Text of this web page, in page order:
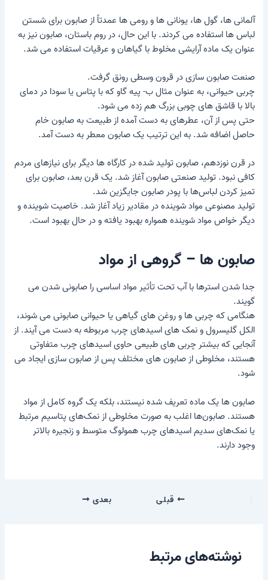
آلمانی ها، گول ها، یونانی ها و رومی ها عمدتاً از صابون برای شستن
لباس ها استفاده می کردند. با این حال، در روم باستان، صابون نیز به
عنوان یک ماده آرایشی مخلوط با گیاهان و عرقیات استفاده می شد.
صنعت صابون سازی در قرون وسطی رونق گرفت.
چربی حیوانی، به عنوان مثال ب- پیه گاو که با پتاس یا سودا در دمای
بالا با قاشق های چوبی بزرگ هم زده می شود.
حتی پس از آن، عطرهای به دست آمده از طبیعت به صابون خام
حاصل اضافه شد. به این ترتیب یک صابون معطر به دست آمد.
در قرن نوزدهم، صابون تولید شده در کارگاه ها دیگر برای نیازهای مردم
کافی نبود. تولید صنعتی صابون آغاز شد. یک قرن بعد، صابون برای
تمیز کردن لباس‌ها با پودر صابون جایگزین شد.
تولید مصنوعی مواد شوینده در مقادیر زیاد آغاز شد. خاصیت شوینده و
دیگر خواص مواد شوینده همواره بهبود یافته و در حال بهبود است.
صابون ها – گروهی از مواد
جدا شدن استرها با آب تحت تأثیر مواد اساسی را صابونی شدن می
گویند.
هنگامی که چربی ها و روغن های گیاهی یا حیوانی صابونی می شوند،
الکل گلیسرول و نمک های اسیدهای چرب مربوطه به دست می آیند. از
آنجایی که بیشتر چربی های طبیعی حاوی اسیدهای چرب متفاوتی
هستند، مخلوطی از صابون های مختلف پس از صابون سازی ایجاد می
شود.
صابون ها یک ماده تعریف شده نیستند، بلکه یک گروه کامل از مواد
هستند. صابون‌ها اغلب به صورت مخلوطی از نمک‌های پتاسیم مرتبط
یا نمک‌های سدیم اسیدهای چرب همولوگ متوسط ​​و زنجیره بالاتر
وجود دارند.
قبلی بعدی
نوشته‌های مرتبط